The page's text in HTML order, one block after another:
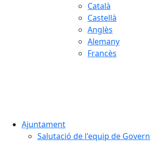
Català
Castellà
Anglès
Alemany
Francès
Ajuntament
Salutació de l'equip de Govern